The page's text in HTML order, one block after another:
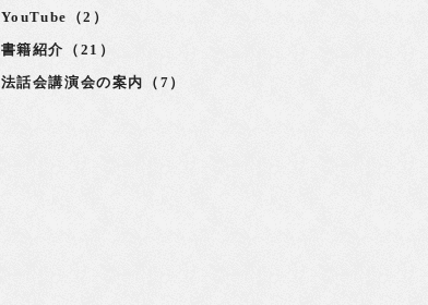
YouTube（2）
書籍紹介（21）
法話会講演会の案内（7）